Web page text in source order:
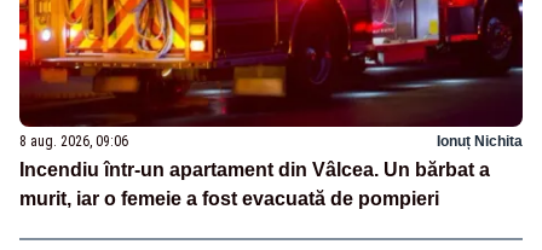
8 aug. 2026, 09:06 Ionuț Nichita
Incendiu într-un apartament din Vâlcea. Un bărbat a
murit, iar o femeie a fost evacuată de pompieri